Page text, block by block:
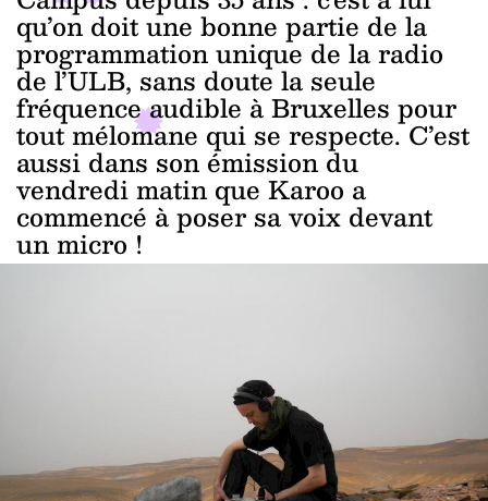
qu’on doit une bonne partie de la
programmation unique de la radio
de l’ULB, sans doute la seule
fréquence audible à Bruxelles pour
tout mélomane qui se respecte. C’est
aussi dans son émission du
vendredi matin que Karoo a
commencé à poser sa voix devant
un micro !